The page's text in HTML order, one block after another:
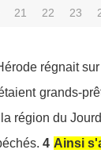
21 22 23
régnait
grands-
région du
4 Ainsi